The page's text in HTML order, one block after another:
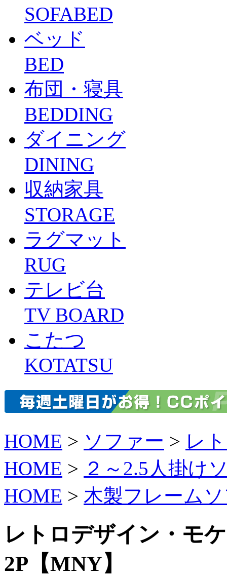
SOFABED
ベッド
BED
布団・寝具
BEDDING
ダイニング
DINING
収納家具
STORAGE
ラグマット
RUG
テレビ台
TV BOARD
こたつ
KOTATSU
HOME > ソファー > レ
HOME > ２～2.5人掛け
HOME > 木製フレーム
レトロデザイン・モ
2P【MNY】